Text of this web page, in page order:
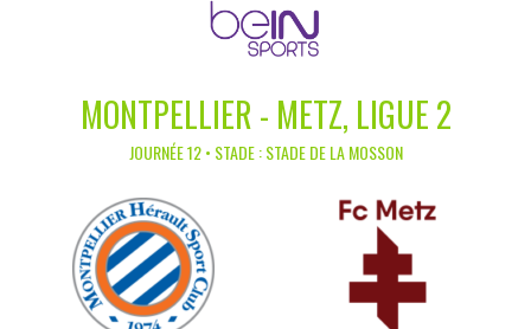
MONTPELLIER - METZ, LIGUE 2
JOURNÉE 12 • STADE : STADE DE LA MOSSON